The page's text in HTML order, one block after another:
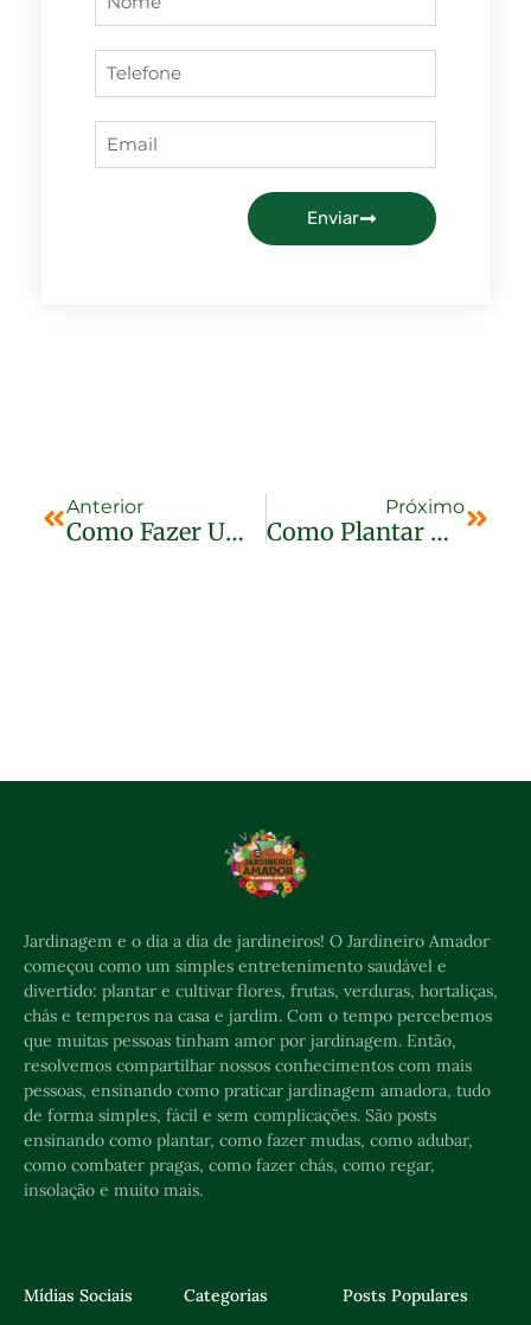
Enviar
Anterior
Como Fazer Uma Mini-Horta Orgânica
Próximo
Como Plantar Minirosas Em Vasos
Jardinagem e o dia a dia de jardineiros! O Jardineiro Amador
começou como um simples entretenimento saudável e
divertido: plantar e cultivar flores, frutas, verduras, hortaliças,
chás e temperos na casa e jardim. Com o tempo percebemos
que muitas pessoas tinham amor por jardinagem. Então,
resolvemos compartilhar nossos conhecimentos com mais
pessoas, ensinando como praticar jardinagem amadora, tudo
de forma simples, fácil e sem complicações. São posts
ensinando como plantar, como fazer mudas, como adubar,
como combater pragas, como fazer chás, como regar,
insolação e muito mais.
Mídias Sociais Categorias Posts Populares